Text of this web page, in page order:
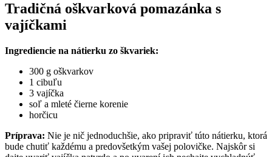
Tradičná oškvarková pomazánka s
vajíčkami
Ingrediencie na nátierku zo škvariek:
300 g oškvarkov
1 cibuľu
3 vajíčka
soľ a mleté čierne korenie
horčicu
Príprava: Nie je nič jednoduchšie, ako pripraviť túto nátierku, ktorá
bude chutiť každému a predovšetkým vašej polovičke. Najskôr si